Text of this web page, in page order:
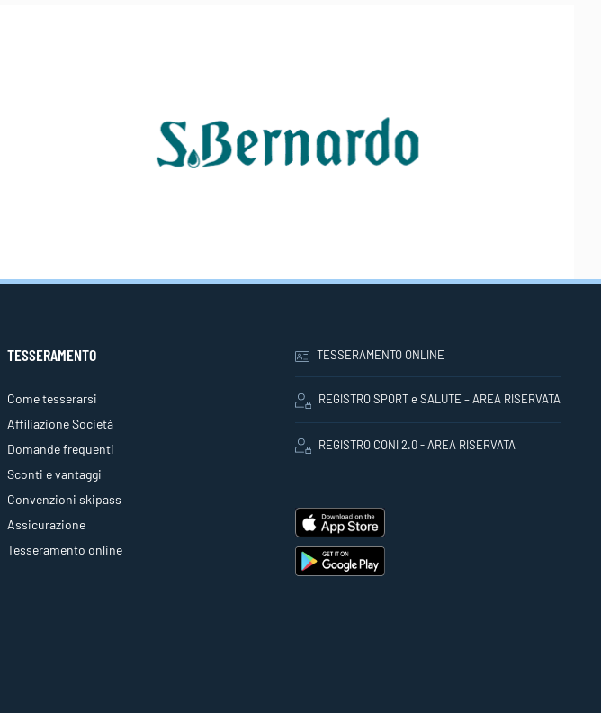
TESSERAMENTO
Come tesserarsi
Affiliazione Società
Domande frequenti
Sconti e vantaggi
Convenzioni skipass
Assicurazione
Tesseramento online
TESSERAMENTO ONLINE
REGISTRO SPORT e SALUTE – AREA RISERVATA
REGISTRO CONI 2.0 - AREA RISERVATA